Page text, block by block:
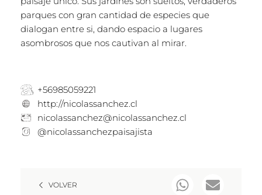
parques con gran cantidad de especies que
dialogan entre si, dando espacio a lugares
asombrosos que nos cautivan al mirar.
+56985059221
http://nicolassanchez.cl
nicolassanchez@nicolassanchez.cl
@nicolassanchezpaisajista
VOLVER